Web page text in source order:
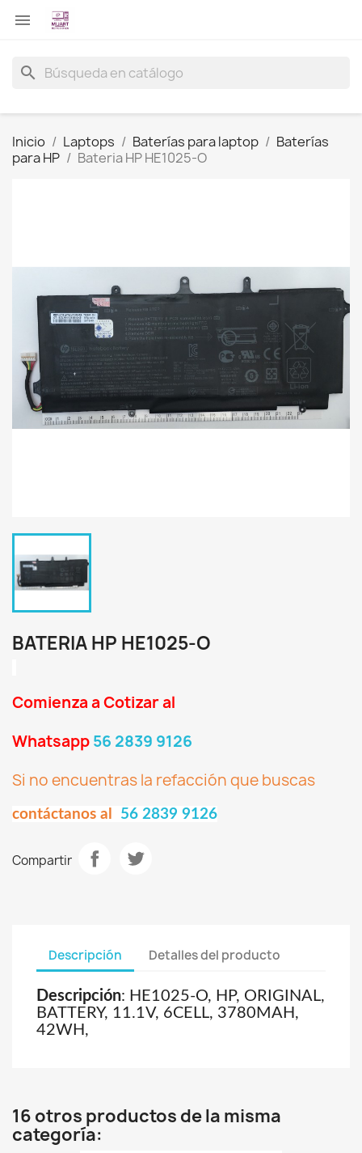

search
Inicio Laptops Baterías para laptop
Baterías
para HP
Bateria HP HE1025-O
BATERIA HP HE1025-O
Comienza a Cotizar al
Whatsapp56 2839 9126
Si no encuentras la refacción que buscas
contáctanos al 56 2839 9126
Compartir
Descripción Detalles del producto
Descripción: HE1025-O, HP, ORIGINAL,
BATTERY, 11.1V, 6CELL, 3780MAH,
42WH,
16 otros productos de la misma
categoría: